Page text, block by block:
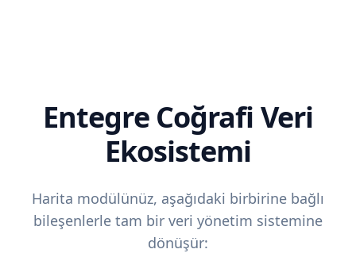
Entegre Coğrafi Veri
Ekosistemi
Harita modülünüz, aşağıdaki birbirine bağlı
bileşenlerle tam bir veri yönetim sistemine
dönüşür: